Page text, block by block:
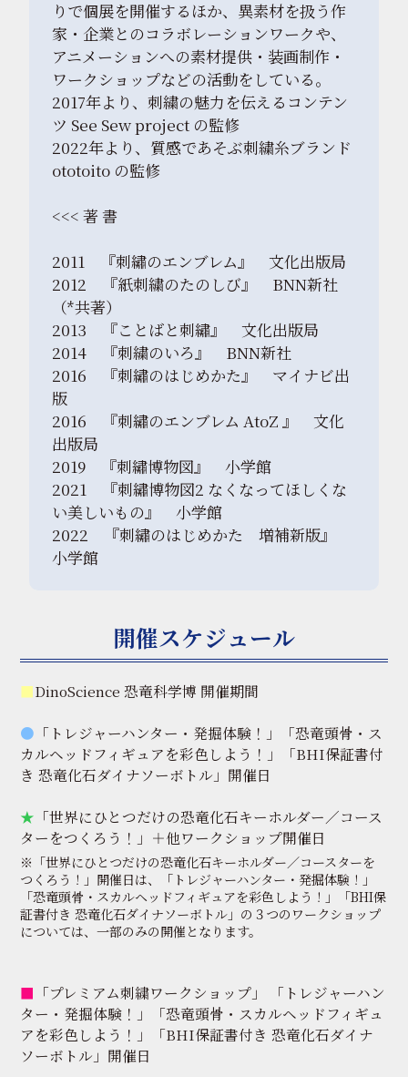
りで個展を開催するほか、異素材を扱う作
家・企業とのコラボレーションワークや、
アニメーションへの素材提供・装画制作・
ワークショップなどの活動をしている。
2017年より、刺繍の魅力を伝えるコンテン
ツ See Sew project の監修
2022年より、質感であそぶ刺繍糸ブランド
ototoito の監修
<<< 著 書
2011 『刺繡のエンブレム』 文化出版局
2012 『紙刺繍のたのしび』 BNN新社
（*共著）
2013 『ことばと刺繡』 文化出版局
2014 『刺繍のいろ』 BNN新社
2016 『刺繡のはじめかた』 マイナビ出
版
2016 『刺繡のエンブレム AtoZ 』 文化
出版局
2019 『刺繡博物図』 小学館
2021 『刺繡博物図2 なくなってほしくな
い美しいもの』 小学館
2022 『刺繡のはじめかた 増補新版』
小学館
開催スケジュール
■DinoScience 恐竜科学博 開催期間
● 「トレジャーハンター・発掘体験！」「恐竜頭骨・ス
カルヘッドフィギュアを彩色しよう！」「BHI保証書付
き 恐竜化石ダイナソーボトル」開催日
★ 「世界にひとつだけの恐竜化石キーホルダー／コース
ターをつくろう！」＋他ワークショップ開催日
※「世界にひとつだけの恐竜化石キーホルダー／コースターを
つくろう！」開催日は、「トレジャーハンター・発掘体験！」
「恐竜頭骨・スカルヘッドフィギュアを彩色しよう！」「BHI保
証書付き 恐竜化石ダイナソーボトル」の３つのワークショップ
については、一部のみの開催となります。
■ 「プレミアム刺繍ワークショップ」 「トレジャーハン
ター・発掘体験！」「恐竜頭骨・スカルヘッドフィギュ
アを彩色しよう！」「BHI保証書付き 恐竜化石ダイナ
ソーボトル」開催日